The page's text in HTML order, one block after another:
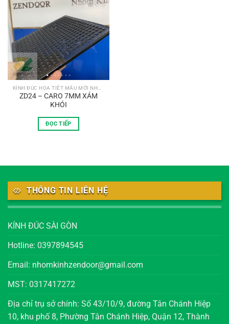
ZD24 – CARO 7MM XÁM
KHÓI
ĐỌC TIẾP
THÔNG TIN LIÊN HỆ
KÍNH ĐÚC SÀI GÒN
Hotline: 0397894545
Email: nhomkinhzendoor@gmail.com
MST: 0317417272
Địa chỉ trụ sở chính: Số 43/10/9, đường Tân Chánh Hiệp
10, khu phố 8, Phường Tân Chánh Hiệp, Quận 12, Thành